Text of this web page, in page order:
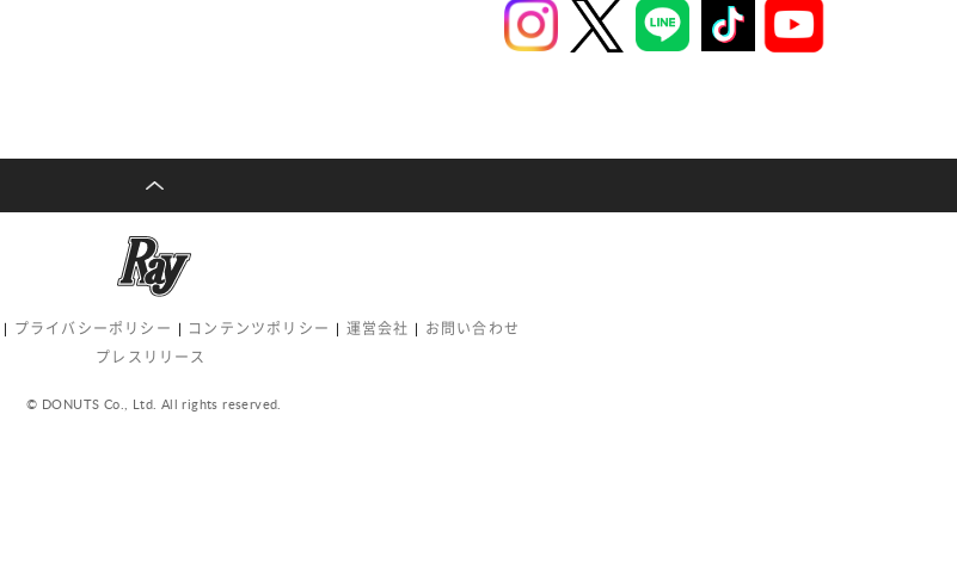
プライバシーポリシー コンテンツポリシー 運営会社
お問い合わせ
プレスリリース
© DONUTS Co., Ltd. All rights reserved.